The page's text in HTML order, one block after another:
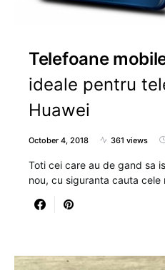
Telefoane
ideale pentru
Huawei
October 4, 2018 361 views
Toti cei care au de gand sa
nou, cu siguranta cauta